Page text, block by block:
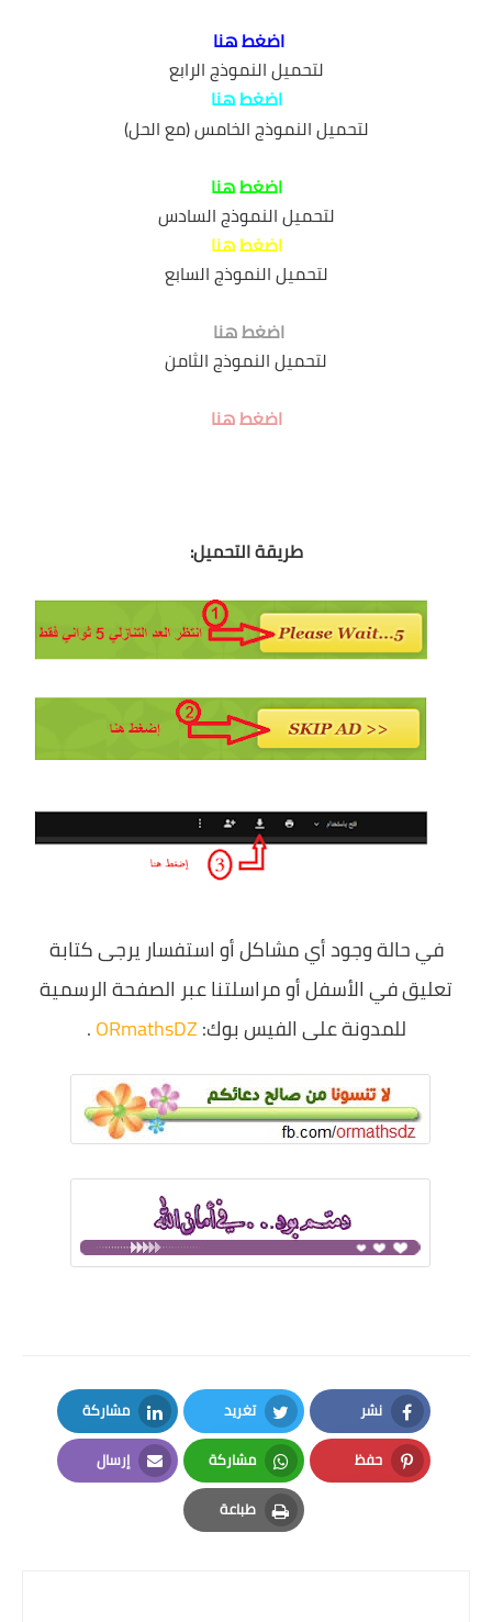
السنة 3 تسيير واقتصاد
التعليم الجامعي
licence
الأستاذ
الأستاذ المتربص
كتب
منوعات
اضغط هنا
لتحميل النموذج الرابع
اضغط هنا
لتحميل النموذج الخامس (مع الحل)
اضغط هنا
لتحميل النموذج السادس
اضغط هنا
لتحميل النموذج السابع
اضغط هنا
لتحميل النموذج الثامن
اضغط هنا
طريقة التحميل:
في حالة وجود أي مشاكل أو استفسار يرجى كتابة
تعليق في الأسفل أو مراسلتنا عبر الصفحة الرسمية
للمدونة على الفيس بوك:ORmathsDZ
.
نشر
Facebook
تغريد
Twitter
مشاركة
LinkedIn
حفظ
Pinterest
مشاركة
Whatsapp
إرسال
Email
طباعة
Print